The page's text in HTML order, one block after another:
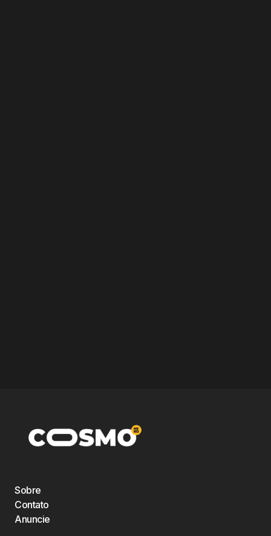
Sobre
Contato
Anuncie